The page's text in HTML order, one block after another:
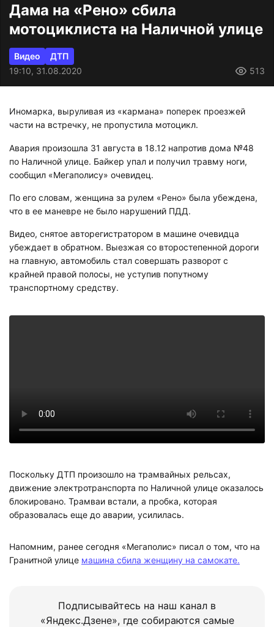
Дама на «Рено» сбила
мотоциклиста на Наличной улице
Видео
ДТП
19:10, 31.08.2020
513
Иномарка, выруливая из «кармана» поперек проезжей
части на встречку, не пропустила мотоцикл.
Авария произошла 31 августа в 18.12 напротив дома №48
по Наличной улице. Байкер упал и получил травму ноги,
сообщил «Мегаполису» очевидец.
По его словам, женщина за рулем «Рено» была убеждена,
что в ее маневре не было нарушений ПДД.
Видео, снятое авторегистратором в машине очевидца
убеждает в обратном. Выезжая со второстепенной дороги
на главную, автомобиль стал совершать разворот с
крайней правой полосы, не уступив попутному
транспортному средству.
Поскольку ДТП произошло на трамвайных рельсах,
движение электротранспорта по Наличной улице оказалось
блокировано. Трамваи встали, а пробка, которая
образовалась еще до аварии, усилилась.
Напомним, ранее сегодня «Мегаполис» писал о том, что на
Гранитной улице машина сбила женщину на самокате.
Подписывайтесь на наш канал в
«Яндекс.Дзене», где собираются самые